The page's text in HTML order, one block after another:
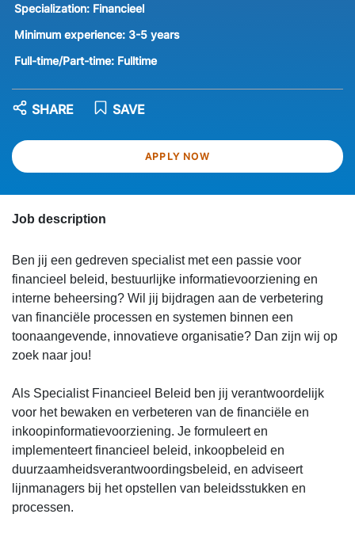
Specialization: Financieel
Minimum experience: 3-5 years
Full-time/Part-time: Fulltime
APPLY NOW
SAVE
SHARE
Job description
Ben jij een gedreven specialist met een passie voor
financieel beleid, bestuurlijke informatievoorziening en
interne beheersing? Wil jij bijdragen aan de verbetering
van financiële processen en systemen binnen een
toonaangevende, innovatieve organisatie? Dan zijn wij op
zoek naar jou!
Als Specialist Financieel Beleid ben jij verantwoordelijk
voor het bewaken en verbeteren van de financiële en
inkoopinformatievoorziening. Je formuleert en
implementeert financieel beleid, inkoopbeleid en
duurzaamheidsverantwoordingsbeleid, en adviseert
lijnmanagers bij het opstellen van beleidsstukken en
processen.